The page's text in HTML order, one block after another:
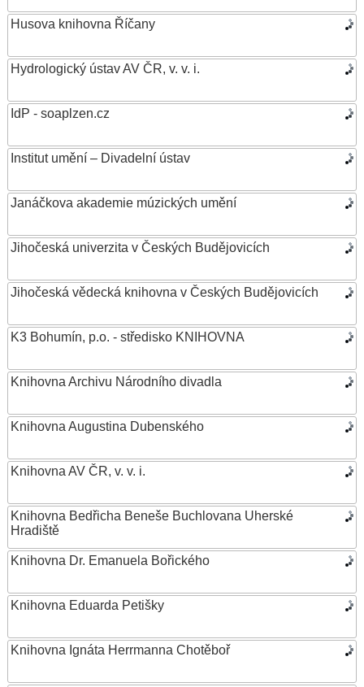
Husova knihovna Říčany
Hydrologický ústav AV ČR, v. v. i.
IdP - soaplzen.cz
Institut umění – Divadelní ústav
Janáčkova akademie múzických umění
Jihočeská univerzita v Českých Budějovicích
Jihočeská vědecká knihovna v Českých Budějovicích
K3 Bohumín, p.o. - středisko KNIHOVNA
Knihovna Archivu Národního divadla
Knihovna Augustina Dubenského
Knihovna AV ČR, v. v. i.
Knihovna Bedřicha Beneše Buchlovana Uherské
Hradiště
Knihovna Dr. Emanuela Bořického
Knihovna Eduarda Petišky
Knihovna Ignáta Herrmanna Chotěboř